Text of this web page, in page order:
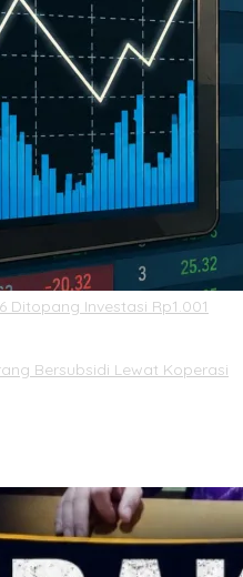
Ditopang Investasi Rp1.001
Bersubsidi Lewat Koperasi